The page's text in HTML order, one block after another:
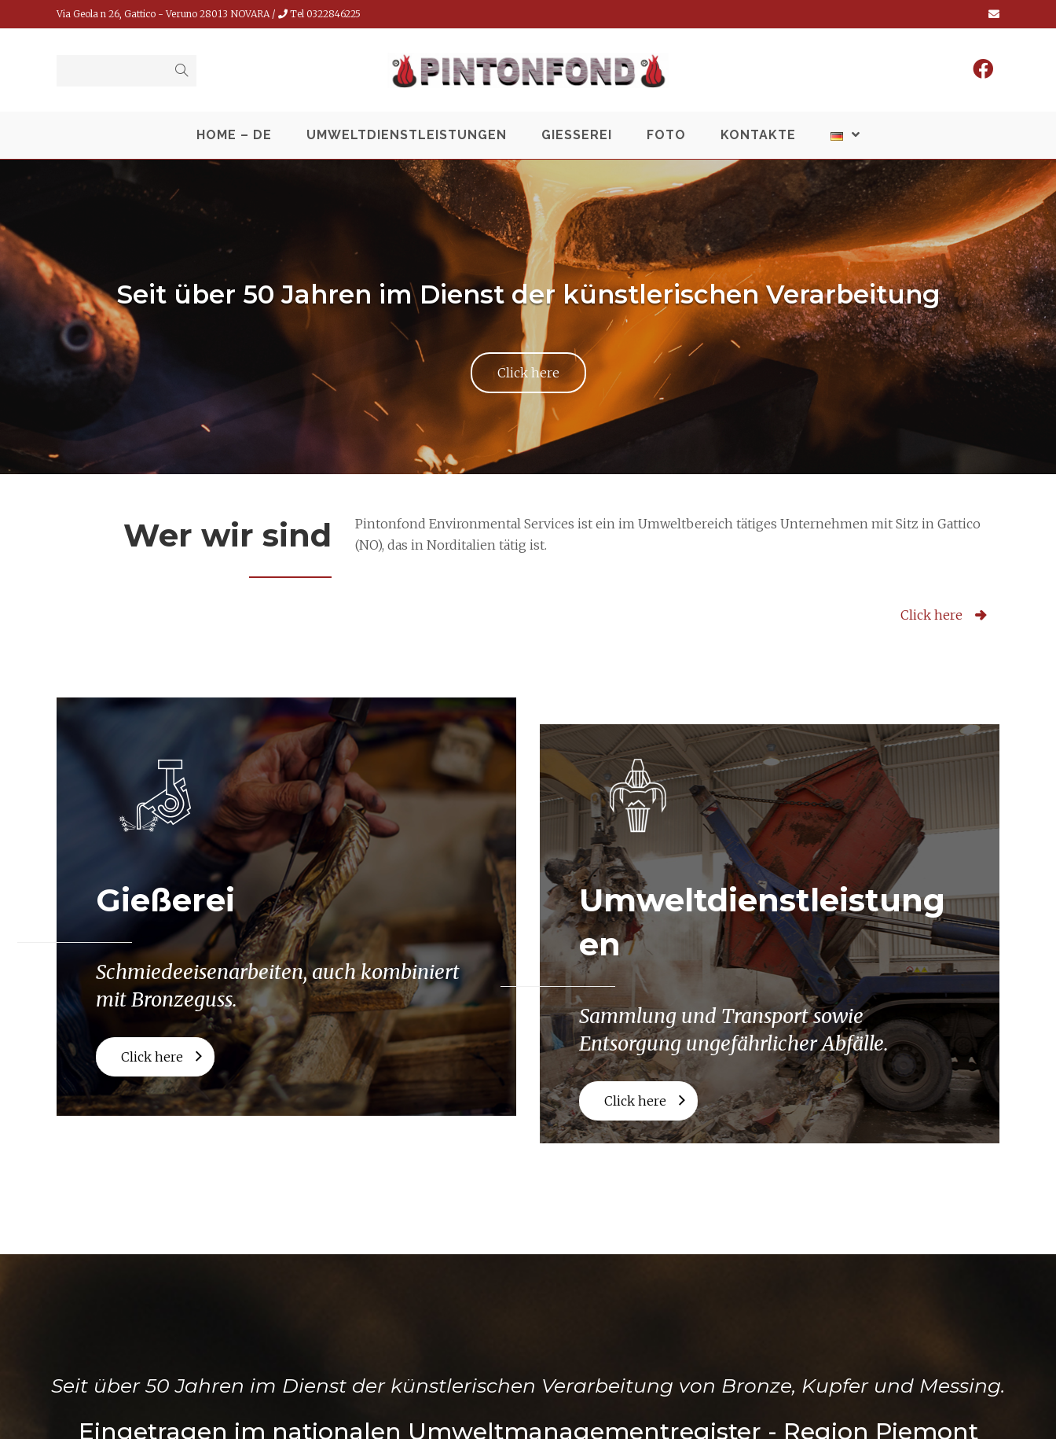
Via Geola n 26, Gattico - Veruno 28013 NOVARA / Tel 0322846225
HOME – DE UMWELTDIENSTLEISTUNGEN GIESSEREI FOTO KONTAKTE
Seit über 50 Jahren im Dienst der künstlerischen Verarbeitung
Click here
Wer wir sind
Pintonfond Environmental Services ist ein im Umweltbereich tätiges Unternehmen mit Sitz in Gattico
(NO), das in Norditalien tätig ist.
Click here
Gießerei
Schmiedeeisenarbeiten, auch kombiniert
mit Bronzeguss.
Click here
Umweltdienstleistung
en
Sammlung und Transport sowie
Entsorgung ungefährlicher Abfälle.
Click here
Seit über 50 Jahren im Dienst der künstlerischen Verarbeitung von Bronze, Kupfer und Messing.
Eingetragen im nationalen Umweltmanagementregister - Region Piemont